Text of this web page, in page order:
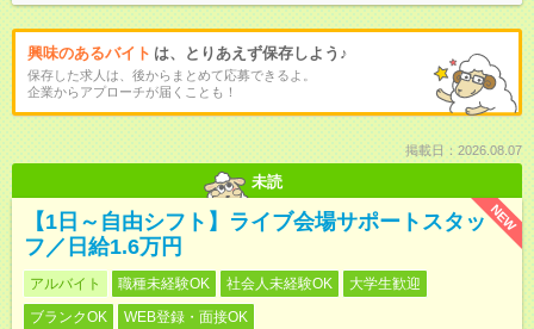
興味のあるバイト は、とりあえず保存しよう♪
保存した求人は、後からまとめて応募できるよ。
企業からアプローチが届くことも！
掲載日：2026.08.07
未読
NEW
【1日～自由シフト】ライブ会場サポートスタッ
フ／日給1.6万円
アルバイト 職種未経験OK 社会人未経験OK
大学生歓迎
ブランクOK
WEB登録・面接OK